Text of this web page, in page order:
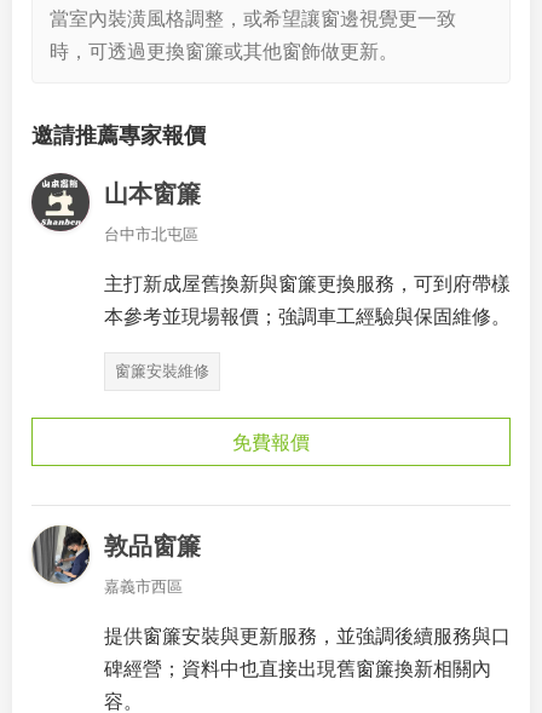
當室內裝潢風格調整，或希望讓窗邊視覺更一致
時，可透過更換窗簾或其他窗飾做更新。
邀請推薦專家報價
山本窗簾
台中市北屯區
主打新成屋舊換新與窗簾更換服務，可到府帶樣
本參考並現場報價；強調車工經驗與保固維修。
窗簾安裝維修
免費報價
敦品窗簾
嘉義市西區
提供窗簾安裝與更新服務，並強調後續服務與口
碑經營；資料中也直接出現舊窗簾換新相關內
容。